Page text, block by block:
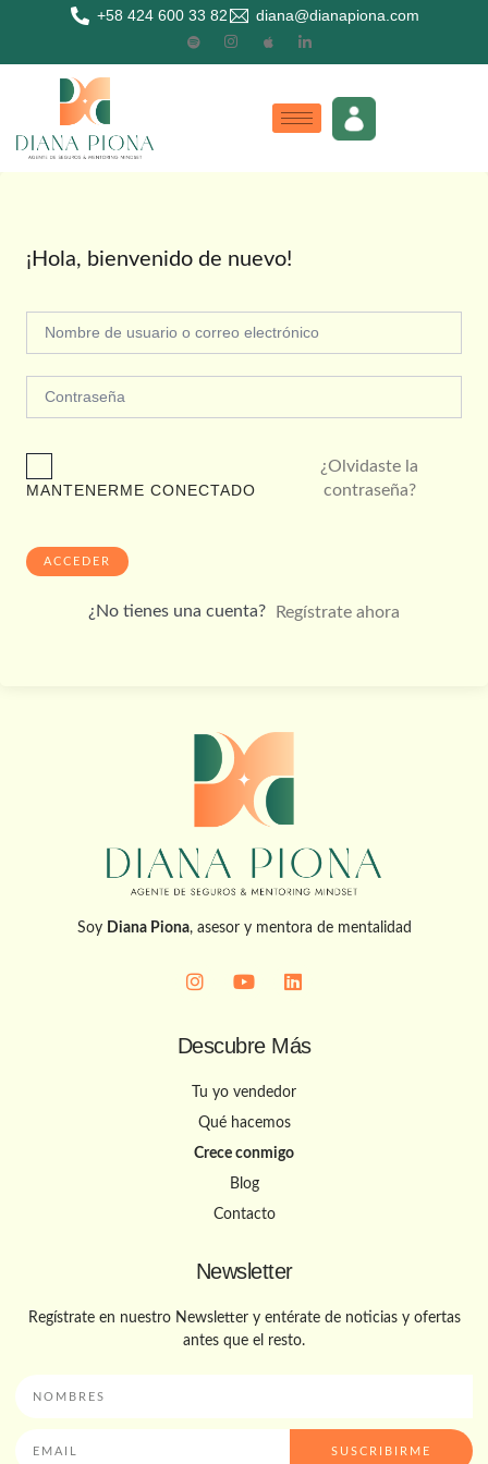
+58 424 600 33 82 diana@dianapiona.com
¡Hola, bienvenido de nuevo!
MANTENERME CONECTADO
¿Olvidaste la
contraseña?
ACCEDER
¿No tienes una cuenta? Regístrate ahora
Soy Diana Piona, asesor y mentora de mentalidad
Descubre Más
Tu yo vendedor
Qué hacemos
Crece conmigo
Blog
Contacto
Newsletter
Regístrate en nuestro Newsletter y entérate de noticias y ofertas
antes que el resto.
SUSCRIBIRME